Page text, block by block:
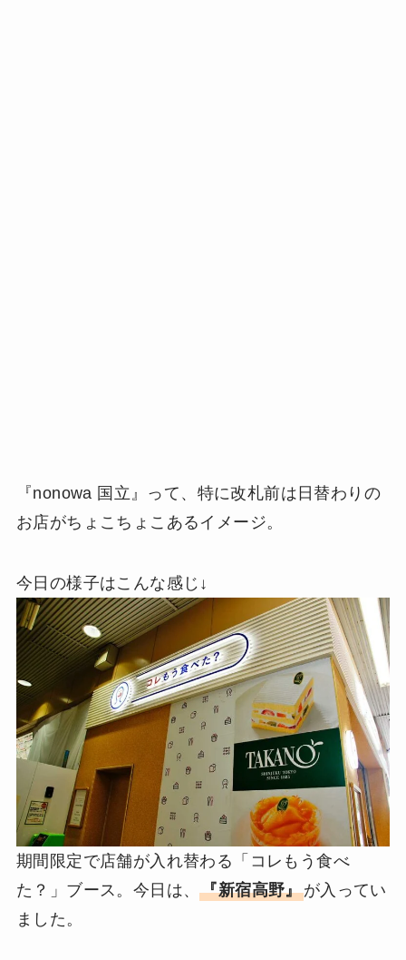
『nonowa 国立』って、特に改札前は日替わりの
お店がちょこちょこあるイメージ。
今日の様子はこんな感じ↓
期間限定で店舗が入れ替わる「コレもう食べ
た？」ブース。今日は、『新宿高野』が入ってい
ました。